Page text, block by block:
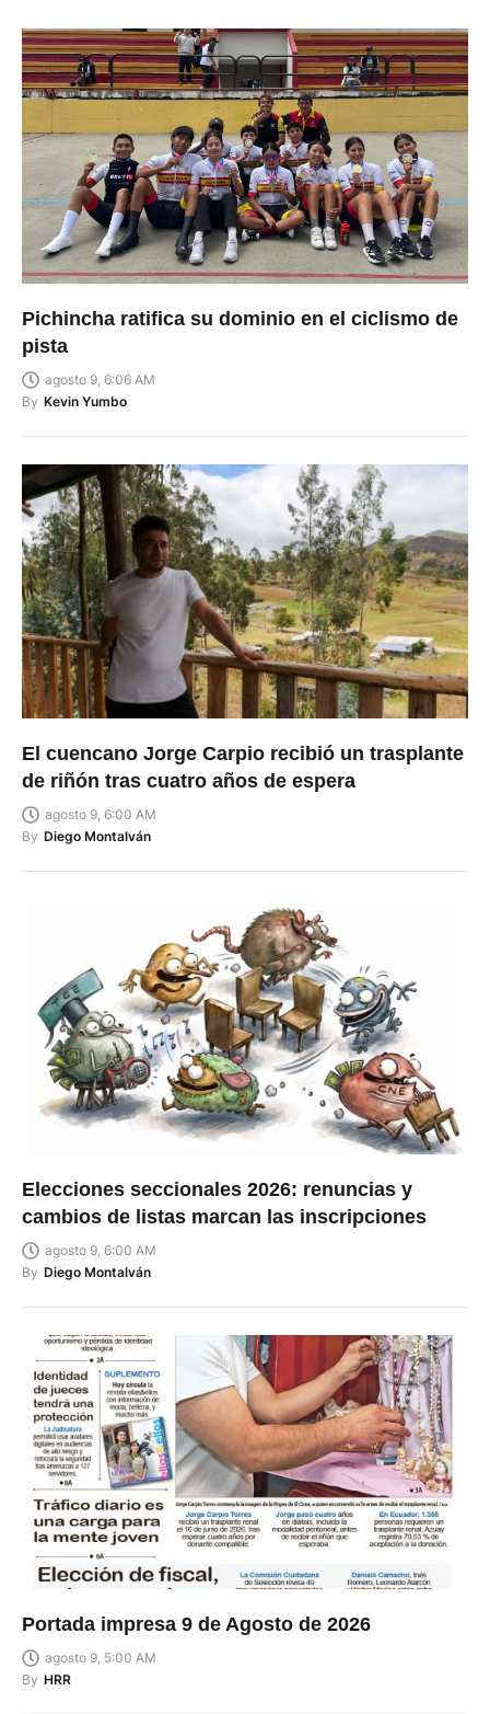
Pichincha ratifica su dominio en el ciclismo de
pista
agosto 9, 6:06 AM
By Kevin Yumbo
El cuencano Jorge Carpio recibió un trasplante
de riñón tras cuatro años de espera
agosto 9, 6:00 AM
By Diego Montalván
Elecciones seccionales 2026: renuncias y
cambios de listas marcan las inscripciones
agosto 9, 6:00 AM
By Diego Montalván
Portada impresa 9 de Agosto de 2026
agosto 9, 5:00 AM
By HRR